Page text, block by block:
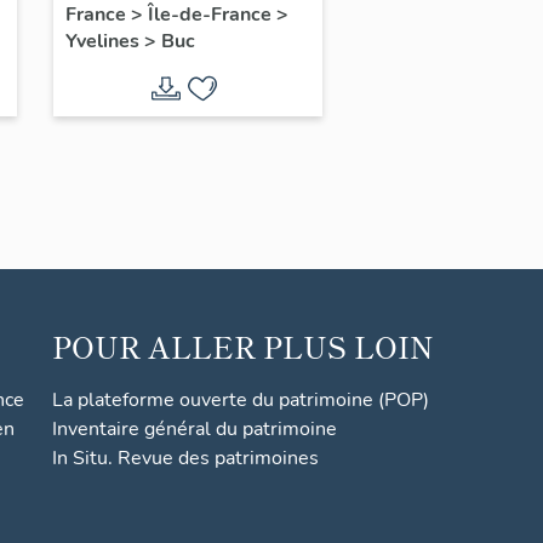
France > Île-de-France >
Yvelines> Buc
POUR ALLER PLUS LOIN
La plateforme ouverte du patrimoine (POP)
Inventaire général du patrimoine
In Situ. Revue des patrimoines